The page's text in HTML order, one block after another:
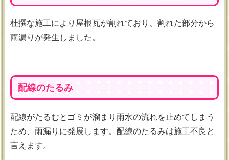
杜撰な施工により屋根瓦が割れており、割れた部分から
雨漏りが発生しました。
配線のたるみ
配線がたるむとゴミが溜まり雨水の流れを止めてしまう
ため、雨漏りに発展します。配線のたるみは施工不良と
言えます。